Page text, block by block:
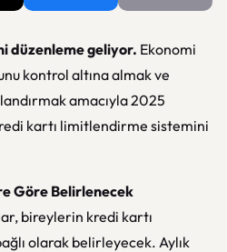
düzenleme geliyor. Ekonomi
kontrol altına almak ve
amacıyla 2025
kartı limitlendirme sistemini
Göre Belirlenecek
bireylerin kredi kartı
olarak belirleyecek. Aylık